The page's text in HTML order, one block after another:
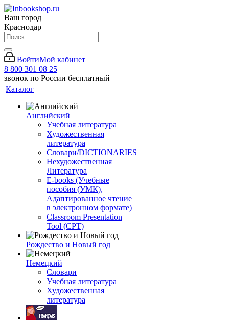
Ваш город
Краснодар
ВойтиМой кабинет
8 800 301 08 25
звонок по России бесплатный
Каталог
Английский
Учебная литература
Художественная
литература
Словари/DICTIONARIES
Нехудожественная
Литература
E-books (Учебные
пособия (УМК),
Адаптированное чтение
в электронном формате)
Classroom Presentation
Tool (CPT)
Рождество и Новый год
Немецкий
Словари
Учебная литература
Художественная
литература